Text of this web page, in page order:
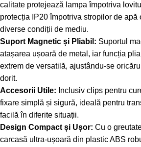
calitate protejează lampa împotriva
protecția IP20 împotriva stropilor de apă
diverse condiții de mediu.
Suport Magnetic și Pliabil: Suportul
atașarea ușoară de metal, iar funcția
extrem de versatilă, ajustându-se
dorit.
Accesorii Utile: Inclusiv clips pentru
fixare simplă și sigură, ideală pentru
facilă în diferite situații.
Design Compact și Ușor: Cu o
carcasă ultra-ușoară din plastic ABS